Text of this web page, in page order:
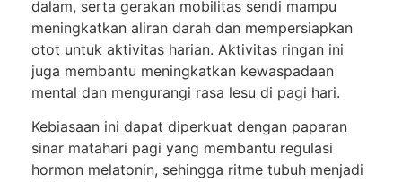
dalam, serta gerakan mobilitas sendi mampu
meningkatkan aliran darah dan mempersiapkan
otot untuk aktivitas harian. Aktivitas ringan ini
juga membantu meningkatkan kewaspadaan
mental dan mengurangi rasa lesu di pagi hari.
Kebiasaan ini dapat diperkuat dengan paparan
sinar matahari pagi yang membantu regulasi
hormon melatonin, sehingga ritme tubuh menjadi